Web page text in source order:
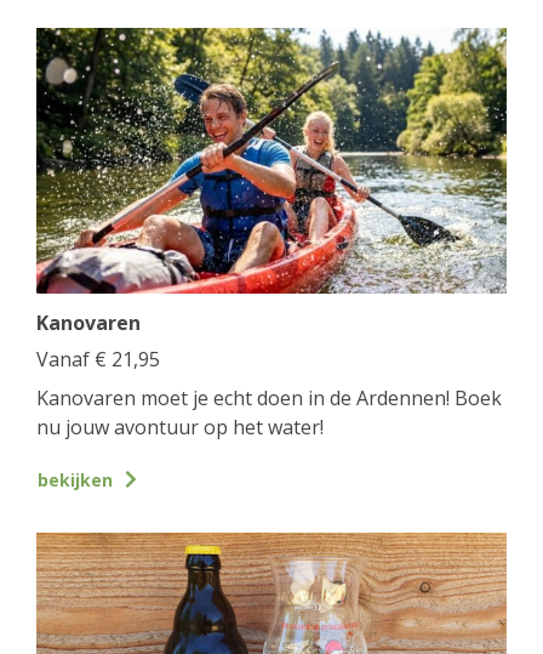
Kanovaren
Vanaf € 21,95
Kanovaren moet je echt doen in de Ardennen! Boek
nu jouw avontuur op het water!
bekijken